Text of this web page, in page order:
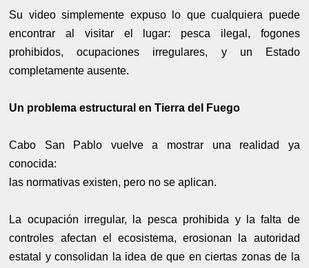
Su video simplemente expuso lo que cualquiera puede
encontrar al visitar el lugar: pesca ilegal, fogones
prohibidos, ocupaciones irregulares, y un Estado
completamente ausente.
Un problema estructural en Tierra del Fuego
Cabo San Pablo vuelve a mostrar una realidad ya
conocida:
las normativas existen, pero no se aplican.
La ocupación irregular, la pesca prohibida y la falta de
controles afectan el ecosistema, erosionan la autoridad
estatal y consolidan la idea de que en ciertas zonas de la